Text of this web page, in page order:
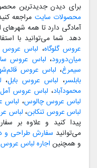
برای دیدن جدیدترین
محصولات سایت مراجعه
آمادگی دارد تا همه
دهد. شما می‌توانید با
عروس گلوگاه، لباس عروس
میان‌دورود، لباس عروس
سیمرغ، لباس عروس
بابلسر، لباس عروس بابل،
محمودآباد، لباس عروس آمل
لباس عروس چالوس، لباس
لباس عروس تنکابن، لباس
پیدا کنید و علاوه بر
می‌توانید سفارش طراحی
و همچنین اجاره لباس عروس